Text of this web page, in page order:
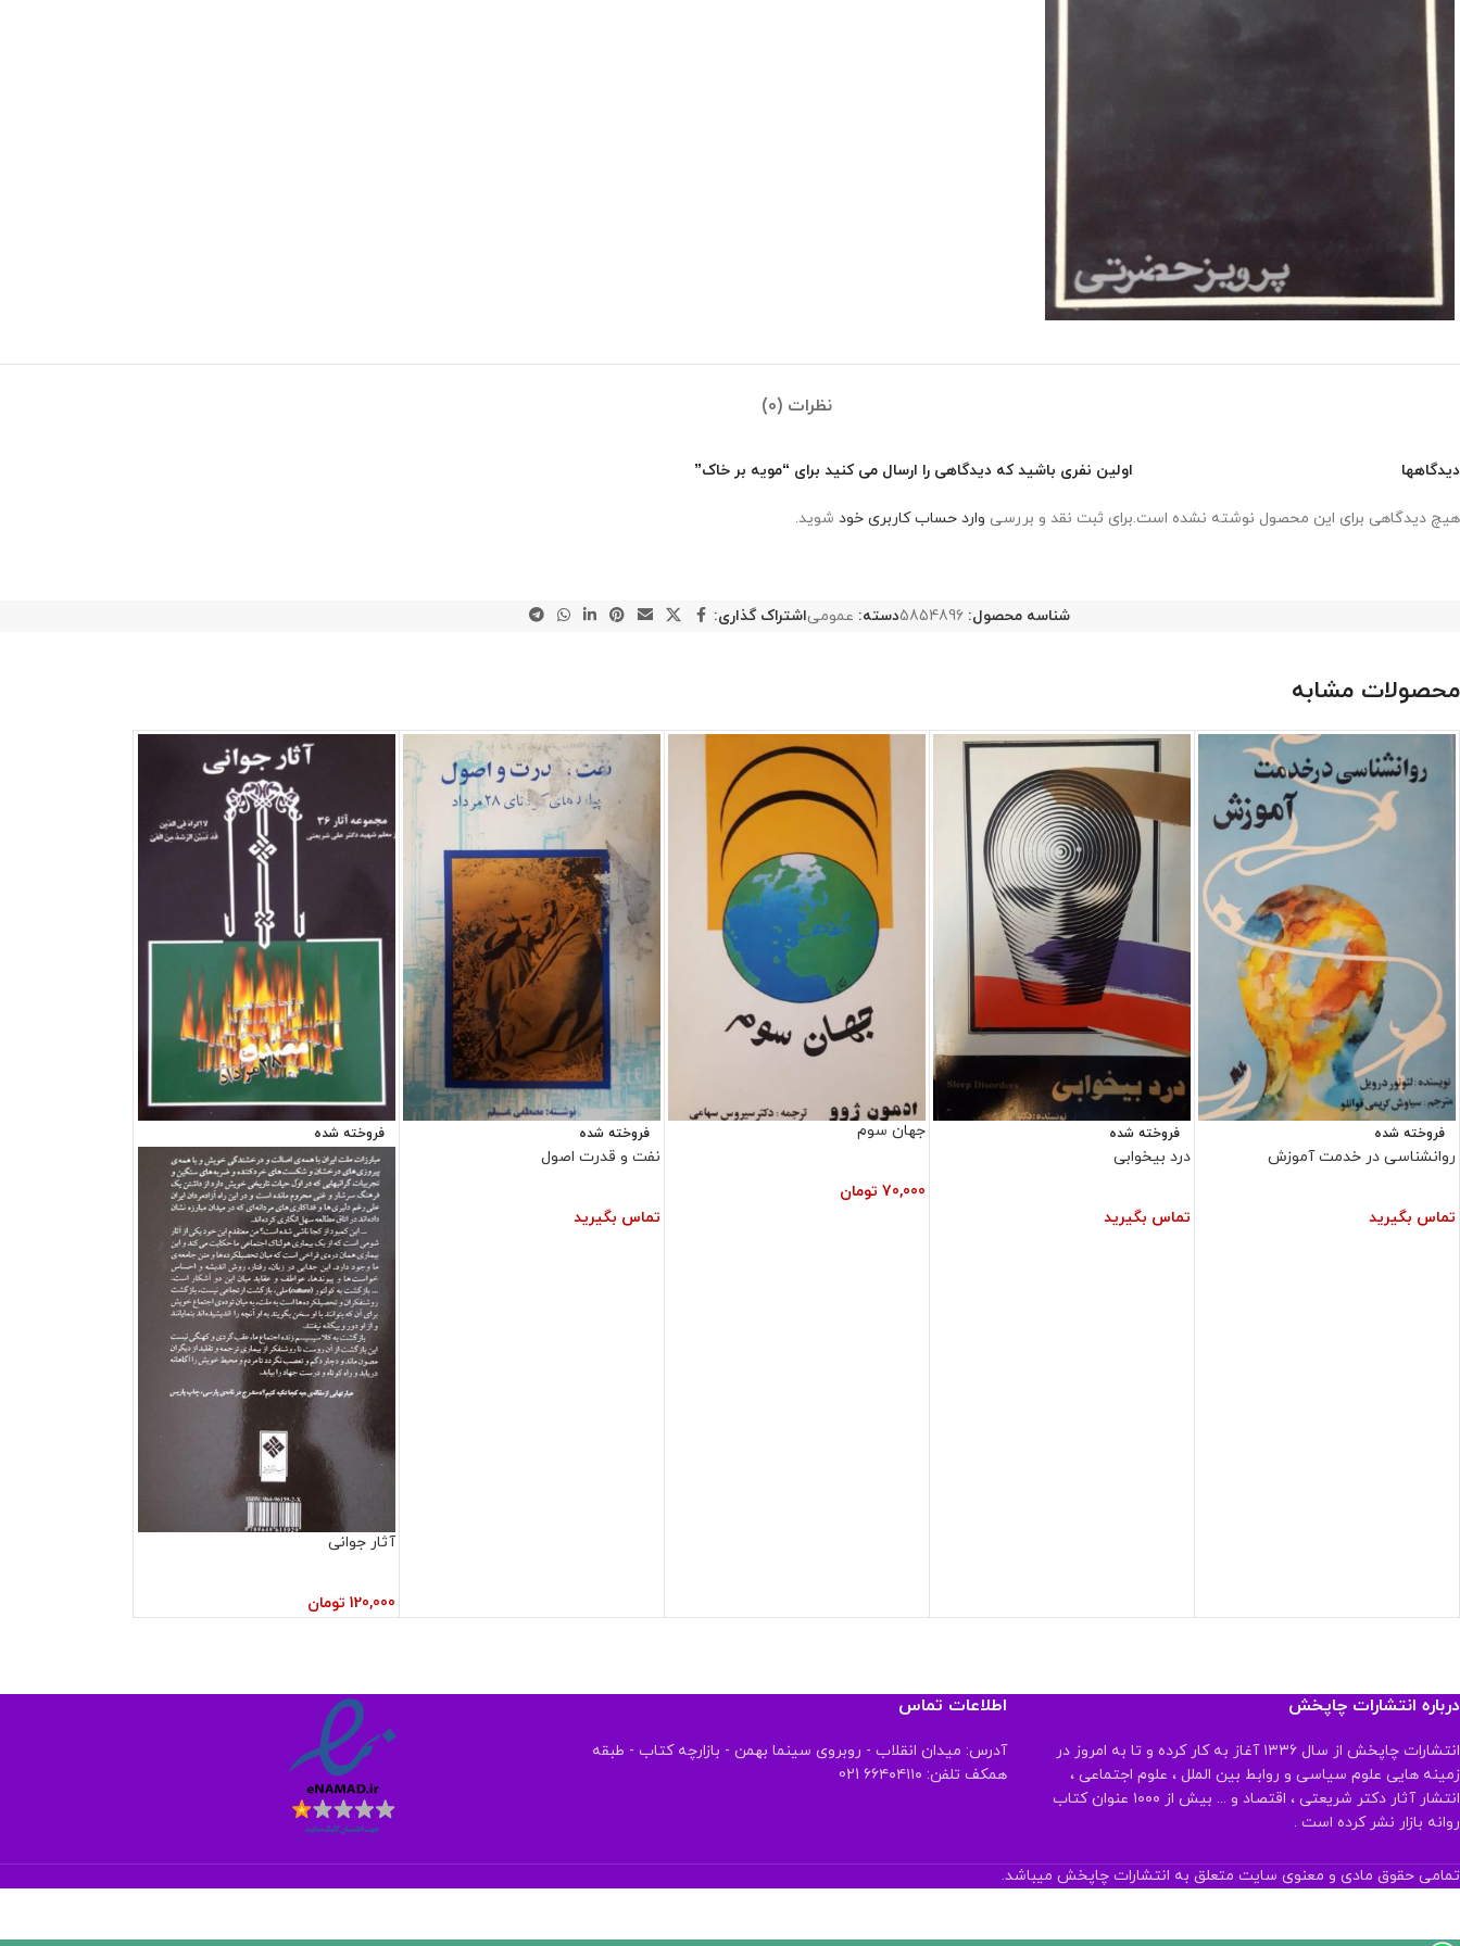
نظرات (0)
دیدگاهها
هیچ دیدگاهی برای این محصول نوشته نشده است.
اولین نفری باشید که دیدگاهی را ارسال می کنید برای “مویه بر خاک”
برای ثبت نقد و بررسی وارد حساب کاربری خود شوید.
شناسه محصول: 5854896دسته: عمومیاشتراک گذاری:
محصولات مشابه
فروخته شده
روانشناسی در خدمت آموزش
تماس بگیرید
فروخته شده
درد بیخوابی
تماس بگیرید
جهان سوم
70,000 تومان
فروخته شده
نفت و قدرت اصول
تماس بگیرید
فروخته شده
آثار جوانی
120,000 تومان
درباره انتشارات چاپخش
انتشارات چاپخش از سال ۱۳۳۶ آغاز به کار کرده و تا به امروز در
زمینه هایی علوم سیاسی و روابط بین الملل ، علوم اجتماعی ،
انتشار آثار دکتر شریعتی ، اقتصاد و ... بیش از ۱۰۰۰ عنوان کتاب
روانه بازار نشر کرده است .
اطلاعات تماس
آدرس: میدان انقلاب - روبروی سینما بهمن - بازارچه کتاب - طبقه
همکف تلفن: ۶۶۴۰۴۱۱۰ 021
تمامی حقوق مادی و معنوی سایت متعلق به انتشارات چاپخش میباشد.